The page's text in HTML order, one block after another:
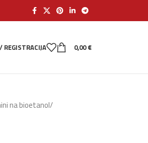
REGISTRACIJA 0,00€
na bioetanol/